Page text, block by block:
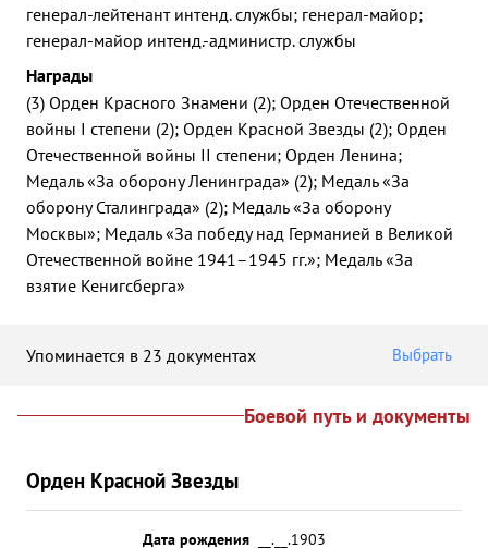
генерал-лейтенант интенд. службы; генерал-майор;
генерал-майор интенд.-администр. службы
Награды
(3) Орден Красного Знамени (2); Орден Отечественной
войны I степени (2); Орден Красной Звезды (2); Орден
Отечественной войны II степени; Орден Ленина;
Медаль «За оборону Ленинграда» (2); Медаль «За
оборону Сталинграда» (2); Медаль «За оборону
Москвы»; Медаль «За победу над Германией в Великой
Отечественной войне 1941–1945 гг.»; Медаль «За
взятие Кенигсберга»
Упоминается в 23 документах Выбрать
Боевой путь и документы
Орден Красной Звезды
Дата рождения
__.__.1903